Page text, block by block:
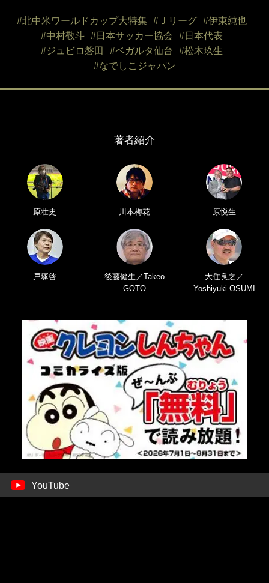
#北中米ワールドカップ大特集 #Ｊリーグ
#伊東純也
#中村敬斗
#日本サッカー協会
#日本代表
#ジュビロ磐田
#ベガルタ仙台
#松木玖生
#なでしこジャパン
著者紹介
原壮史 川本梅花 原悦生
戸塚啓
後藤健生／Takeo
GOTO
大住良之／
Yoshiyuki OSUMI
YouTube